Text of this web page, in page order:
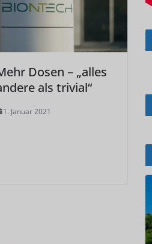
Dosen – „alles
als trivial“
1. Januar 2021